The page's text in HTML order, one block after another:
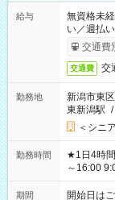
給与
無資格未
い／週払
完了次第
交通費
交通費 交
勤務地
新潟市東区
東新潟駅 /
＜シニ
勤務時間
★1日4時間～の時短
～16:00
の場合、
せん ※法
期間
開始日は